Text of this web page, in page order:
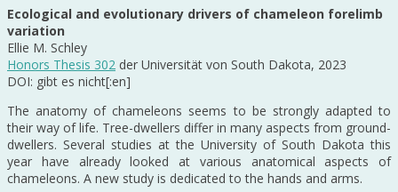
Ecological and evolutionary drivers of chameleon forelimb
variation
Ellie M. Schley
Honors Thesis 302 der Universität von South Dakota, 2023
DOI: gibt es nicht[:en]
The anatomy of chameleons seems to be strongly adapted to
their way of life. Tree-dwellers differ in many aspects from ground-
dwellers. Several studies at the University of South Dakota this
year have already looked at various anatomical aspects of
chameleons. A new study is dedicated to the hands and arms.